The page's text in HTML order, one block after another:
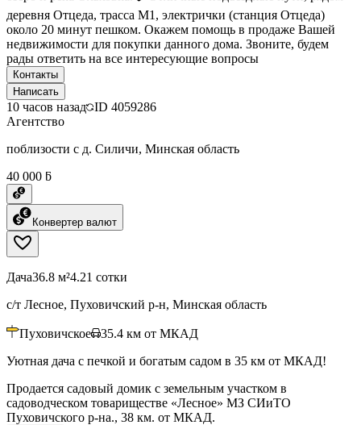
деревня Отцеда, трасса М1, электрички (станция Отцеда)
около 20 минут пешком. Окажем помощь в продаже Вашей
недвижимости для покупки данного дома. Звоните, будем
рады ответить на все интересующие вопросы
Контакты
Написать
10 часов назад ID 4059286
Агентство
поблизости с д. Силичи, Минская область
40 000 ƃ
Конвертер валют
Дача36.8 м²4.21 сотки
с/т Лесное, Пуховичский р-н, Минская область
Пуховичское 35.4 км от МКАД
Уютная дача с печкой и богатым садом в 35 км от МКАД!
Продается садовый домик с земельным участком в
садоводческом товариществе «Лесное» МЗ СИиТО
Пуховичского р-на., 38 км. от МКАД.